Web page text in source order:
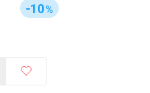
-10%